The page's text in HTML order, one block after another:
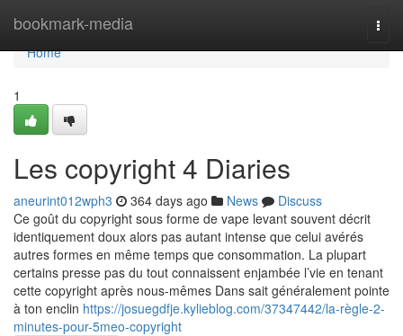
bookmark-media
Home
Home
1
Les copyright 4 Diaries
aneurint012wph3 364 days ago News
Discuss
Ce goût du copyright sous forme de vape levant souvent décrit
identiquement doux alors pas autant intense que celui avérés
autres formes en même temps que consommation. La plupart
certains presse pas du tout connaissent enjambée l’vie en tenant
cette copyright après nous-mêmes Dans sait généralement pointe
à ton enclin https://josuegdfje.kylieblog.com/37347442/la-règle-2-
minutes-pour-5meo-copyright